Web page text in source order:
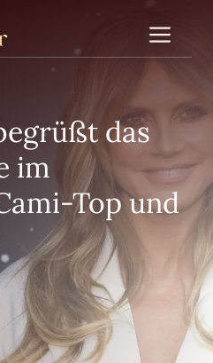
das
im
Top und